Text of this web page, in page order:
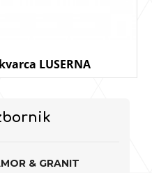
LUSERNA
& GRANIT